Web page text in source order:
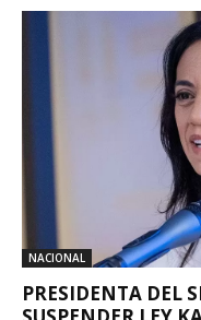
NACIONAL
PRESIDENTA DEL